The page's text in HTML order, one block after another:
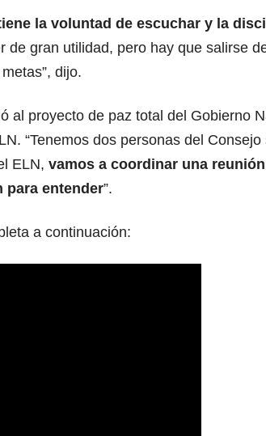
la voluntad de escuchar y la
de gran utilidad, pero hay que salirse
dijo.
al proyecto de paz total del Gobierno
“Tenemos dos personas del
ELN, vamos a coordinar una
para entender”.
a continuación: